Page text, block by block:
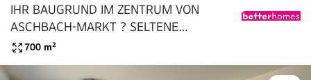
IHR BAUGRUND IM ZENTRUM VON
ASCHBACH-MARKT ? SELTENE
GELEGENHEIT MIT
700 m²